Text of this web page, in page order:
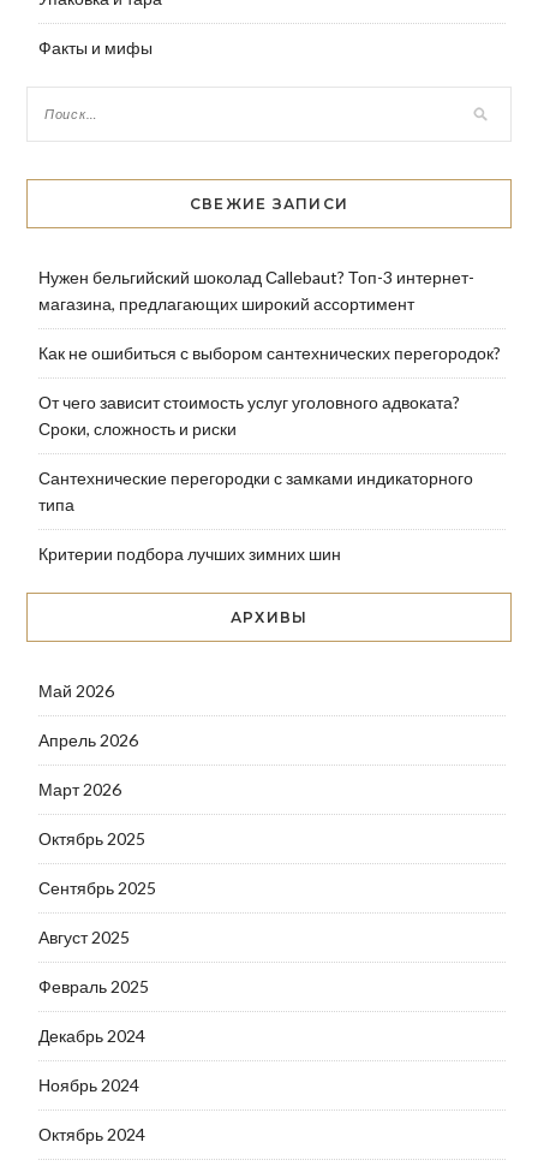
Факты и мифы
СВЕЖИЕ ЗАПИСИ
Нужен бельгийский шоколад Сallebaut? Топ-3 интернет-
магазина, предлагающих широкий ассортимент
Как не ошибиться с выбором сантехнических перегородок?
От чего зависит стоимость услуг уголовного адвоката?
Сроки, сложность и риски
Сантехнические перегородки с замками индикаторного
типа
Критерии подбора лучших зимних шин
АРХИВЫ
Май 2026
Апрель 2026
Март 2026
Октябрь 2025
Сентябрь 2025
Август 2025
Февраль 2025
Декабрь 2024
Ноябрь 2024
Октябрь 2024